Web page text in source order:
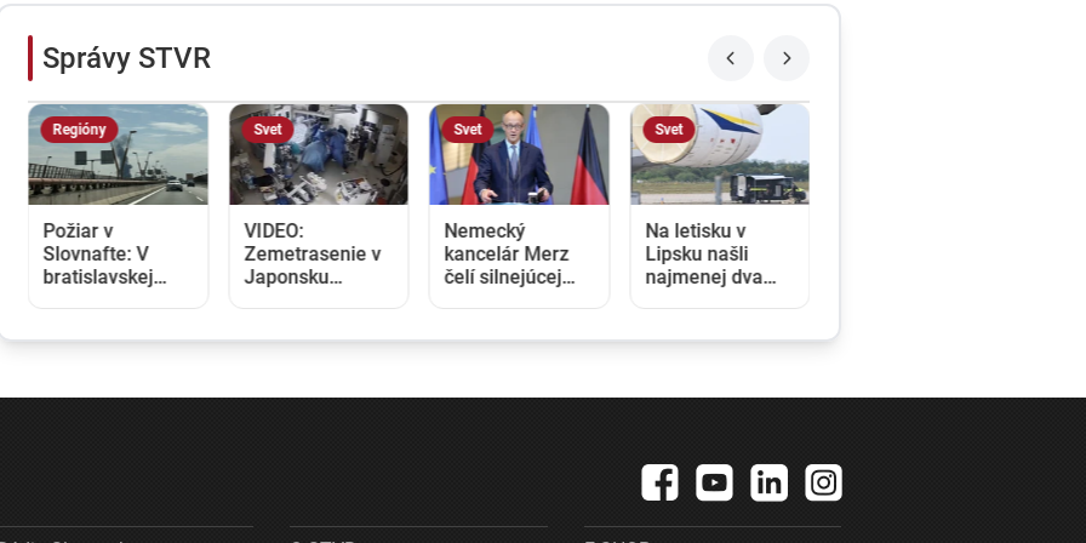
Správy STVR
Regióny
Požiar v
Slovnafte: V
bratislavskej
ropný produkt,
Svet
VIDEO:
Zemetrasenie v
Japonsku
operácie,
Svet
Nemecký
kancelár Merz
čelí silnejúcej
neschopnosť.
Svet
Na letisku v
Lipsku našli
najmenej dva
závažný útok na